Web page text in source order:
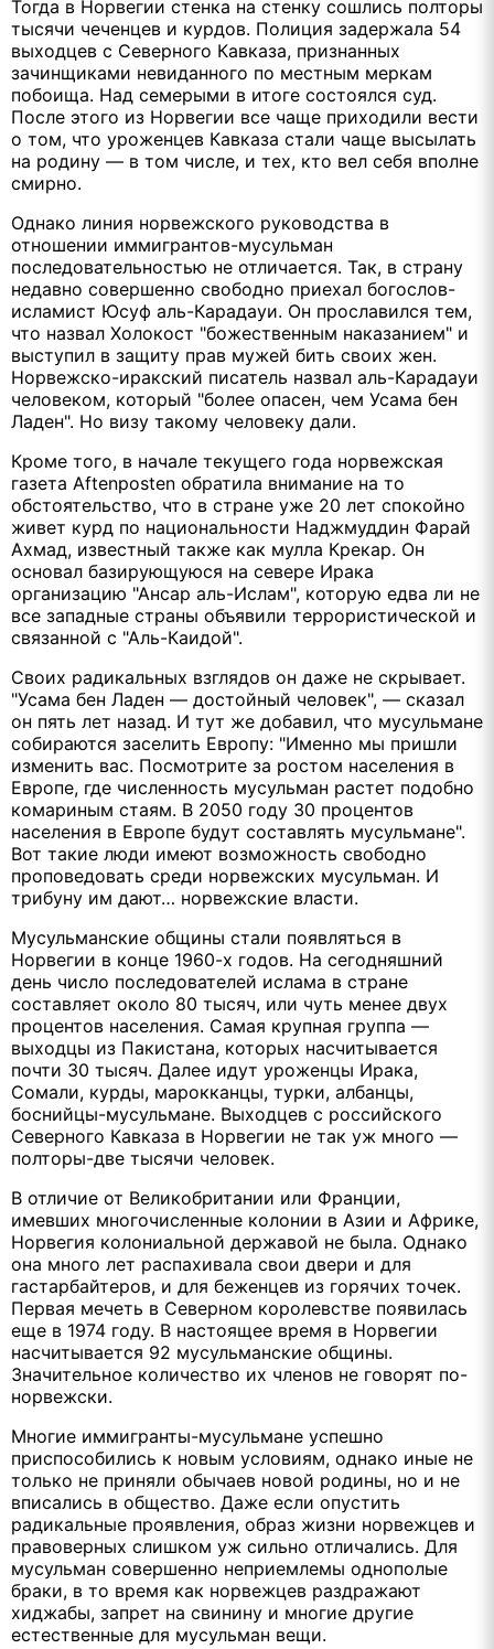
Тогда в Норвегии стенка на стенку сошлись полторы
тысячи чеченцев и курдов. Полиция задержала 54
выходцев с Северного Кавказа, признанных
зачинщиками невиданного по местным меркам
побоища. Над семерыми в итоге состоялся суд.
После этого из Норвегии все чаще приходили вести
о том, что уроженцев Кавказа стали чаще высылать
на родину — в том числе, и тех, кто вел себя вполне
смирно.
Однако линия норвежского руководства в
отношении иммигрантов-мусульман
последовательностью не отличается. Так, в страну
недавно совершенно свободно приехал богослов-
исламист Юсуф аль-Карадауи. Он прославился тем,
что назвал Холокост "божественным наказанием" и
выступил в защиту прав мужей бить своих жен.
Норвежско-иракский писатель назвал аль-Карадауи
человеком, который "более опасен, чем Усама бен
Ладен". Но визу такому человеку дали.
Кроме того, в начале текущего года норвежская
газета Aftenposten обратила внимание на то
обстоятельство, что в стране уже 20 лет спокойно
живет курд по национальности Наджмуддин Фарай
Ахмад, известный также как мулла Крекар. Он
основал базирующуюся на севере Ирака
организацию "Ансар аль-Ислам", которую едва ли не
все западные страны объявили террористической и
связанной с "Аль-Каидой".
Своих радикальных взглядов он даже не скрывает.
"Усама бен Ладен — достойный человек", — сказал
он пять лет назад. И тут же добавил, что мусульмане
собираются заселить Европу: "Именно мы пришли
изменить вас. Посмотрите за ростом населения в
Европе, где численность мусульман растет подобно
комариным стаям. В 2050 году 30 процентов
населения в Европе будут составлять мусульмане".
Вот такие люди имеют возможность свободно
проповедовать среди норвежских мусульман. И
трибуну им дают… норвежские власти.
Мусульманские общины стали появляться в
Норвегии в конце 1960-х годов. На сегодняшний
день число последователей ислама в стране
составляет около 80 тысяч, или чуть менее двух
процентов населения. Самая крупная группа —
выходцы из Пакистана, которых насчитывается
почти 30 тысяч. Далее идут уроженцы Ирака,
Сомали, курды, марокканцы, турки, албанцы,
боснийцы-мусульмане. Выходцев с российского
Северного Кавказа в Норвегии не так уж много —
полторы-две тысячи человек.
В отличие от Великобритании или Франции,
имевших многочисленные колонии в Азии и Африке,
Норвегия колониальной державой не была. Однако
она много лет распахивала свои двери и для
гастарбайтеров, и для беженцев из горячих точек.
Первая мечеть в Северном королевстве появилась
еще в 1974 году. В настоящее время в Норвегии
насчитывается 92 мусульманские общины.
Значительное количество их членов не говорят по-
норвежски.
Многие иммигранты-мусульмане успешно
приспособились к новым условиям, однако иные не
только не приняли обычаев новой родины, но и не
вписались в общество. Даже если опустить
радикальные проявления, образ жизни норвежцев и
правоверных слишком уж сильно отличались. Для
мусульман совершенно неприемлемы однополые
браки, в то время как норвежцев раздражают
хиджабы, запрет на свинину и многие другие
естественные для мусульман вещи.